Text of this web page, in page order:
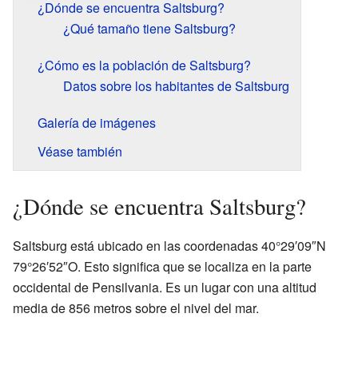
¿Dónde se encuentra Saltsburg?
¿Qué tamaño tiene Saltsburg?
¿Cómo es la población de Saltsburg?
Datos sobre los habitantes de Saltsburg
Galería de imágenes
Véase también
¿Dónde se encuentra Saltsburg?
Saltsburg está ubicado en las coordenadas 40°29′09″N
79°26′52″O. Esto significa que se localiza en la parte
occidental de Pensilvania. Es un lugar con una altitud
media de 856 metros sobre el nivel del mar.